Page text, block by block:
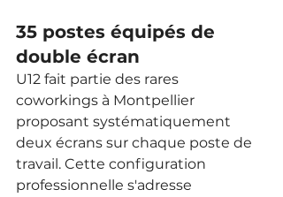
35 postes équipés de
double écran
U12 fait partie des rares
coworkings à Montpellier
proposant systématiquement
deux écrans sur chaque poste de
travail. Cette configuration
professionnelle s'adresse